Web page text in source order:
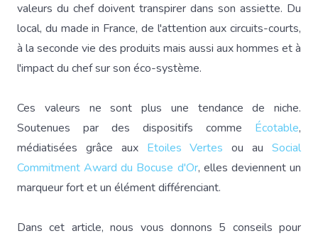
valeurs du chef doivent transpirer dans son assiette. Du
local, du made in France, de l'attention aux circuits-courts,
à la seconde vie des produits mais aussi aux hommes et à
l'impact du chef sur son éco-système.
Ces valeurs ne sont plus une tendance de niche.
Soutenues par des dispositifs comme Écotable,
médiatisées grâce aux Etoiles Vertes ou auSocial
Commitment Award du Bocuse d'Or, elles deviennent un
marqueur fort et un élément différenciant.
Dans cet article, nous vous donnons 5 conseils pour